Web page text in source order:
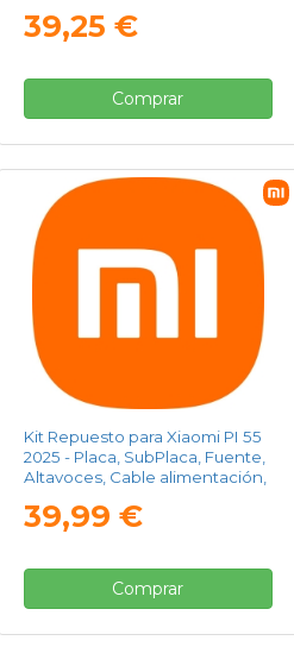
39,25 €
Comprar
Kit Repuesto para Xiaomi PI 55
2025 - Placa, SubPlaca, Fuente,
Altavoces, Cable alimentación,
Receptor IR
39,99 €
Comprar